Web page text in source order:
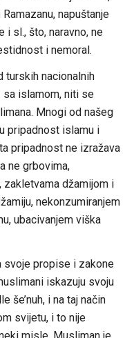
napuštanje
i sl., što, naravno, ne
i nemoral.
turskih nacionalnih
sa islamom, niti se
Mnogi od našeg
pripadnost islamu i
pripadnost ne izražava
ne grbovima,
zakletvama džamijom i
nekonzumiranjem
ubacivanjem viška
svoje propise i zakone
iskazuju svoju
še’nuh, i na taj način
svijetu, i to nije
misle. Musliman je